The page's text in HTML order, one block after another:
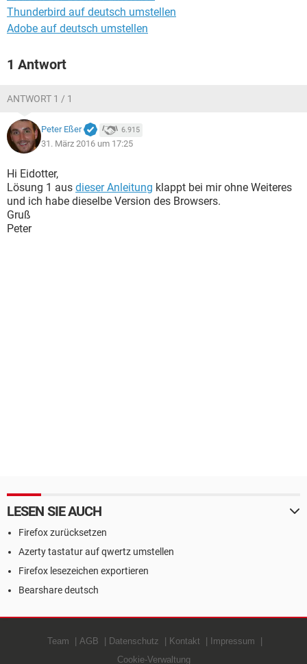
Thunderbird auf deutsch umstellen
Adobe auf deutsch umstellen
1 Antwort
ANTWORT 1 / 1
Peter Eßer 6.915
31. März 2016 um 17:25
Hi Eidotter,
Lösung 1 aus dieser Anleitung klappt bei mir ohne Weiteres
und ich habe dieselbe Version des Browsers.
Gruß
Peter
LESEN SIE AUCH
Firefox zurücksetzen
Azerty tastatur auf qwertz umstellen
Firefox lesezeichen exportieren
Bearshare deutsch
Team AGB Datenschutz Kontakt
Impressum
Cookie-Verwaltung